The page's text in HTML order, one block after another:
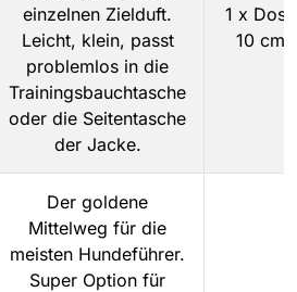
einzelnen Zielduft.
Leicht, klein, passt
problemlos in die
Trainingsbauchtasche
oder die Seitentasche
der Jacke.
1 x Dose
10 cm
Der goldene
Mittelweg für die
meisten Hundeführer.
Super Option für